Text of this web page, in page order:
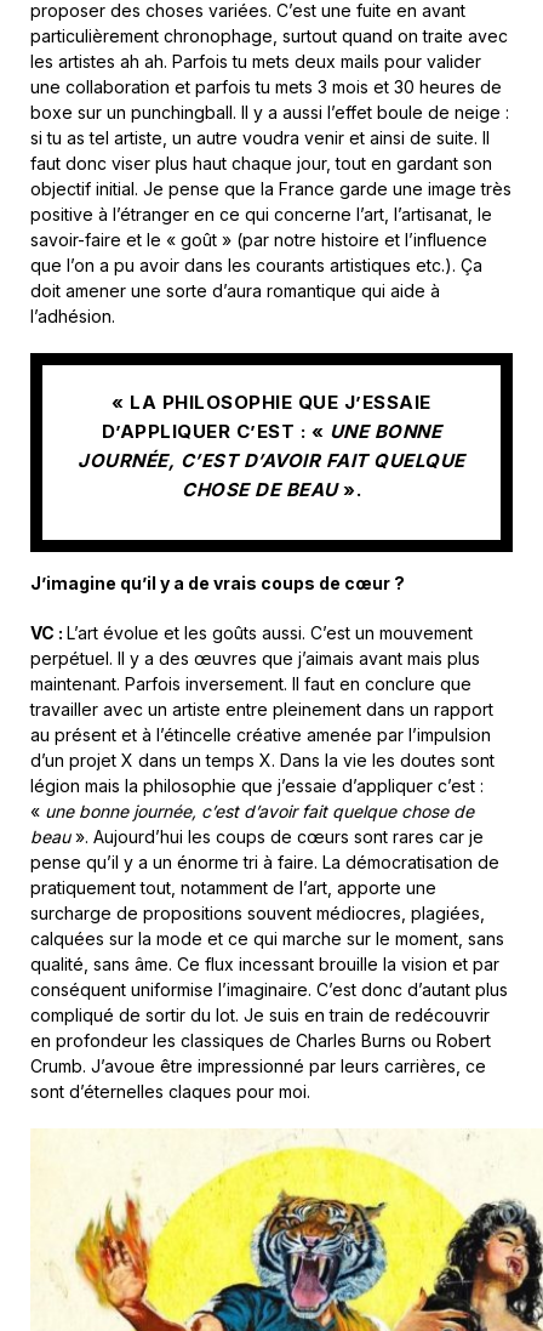
proposer des choses variées. C’est une fuite en avant
particulièrement chronophage, surtout quand on traite avec
les artistes ah ah. Parfois tu mets deux mails pour valider
une collaboration et parfois tu mets 3 mois et 30 heures de
boxe sur un punchingball. Il y a aussi l’effet boule de neige :
si tu as tel artiste, un autre voudra venir et ainsi de suite. Il
faut donc viser plus haut chaque jour, tout en gardant son
objectif initial. Je pense que la France garde une image très
positive à l’étranger en ce qui concerne l’art, l’artisanat, le
savoir-faire et le « goût » (par notre histoire et l’influence
que l’on a pu avoir dans les courants artistiques etc.). Ça
doit amener une sorte d’aura romantique qui aide à
l’adhésion.
« LA PHILOSOPHIE QUE J’ESSAIE
D’APPLIQUER C’EST : « UNE BONNE
JOURNÉE, C’EST D’AVOIR FAIT QUELQUE
CHOSE DE BEAU».
J’imagine qu’il y a de vrais coups de cœur ?
VC : L’art évolue et les goûts aussi. C’est un mouvement
perpétuel. Il y a des œuvres que j’aimais avant mais plus
maintenant. Parfois inversement. Il faut en conclure que
travailler avec un artiste entre pleinement dans un rapport
au présent et à l’étincelle créative amenée par l’impulsion
d’un projet X dans un temps X. Dans la vie les doutes sont
légion mais la philosophie que j’essaie d’appliquer c’est :
« une bonne journée, c’est d’avoir fait quelque chose de
beau». Aujourd’hui les coups de cœurs sont rares car je
pense qu’il y a un énorme tri à faire. La démocratisation de
pratiquement tout, notamment de l’art, apporte une
surcharge de propositions souvent médiocres, plagiées,
calquées sur la mode et ce qui marche sur le moment, sans
qualité, sans âme. Ce flux incessant brouille la vision et par
conséquent uniformise l’imaginaire. C’est donc d’autant plus
compliqué de sortir du lot. Je suis en train de redécouvrir
en profondeur les classiques de Charles Burns ou Robert
Crumb. J’avoue être impressionné par leurs carrières, ce
sont d’éternelles claques pour moi.